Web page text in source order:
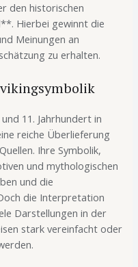
den historischen
Hierbei gewinnt die
Meinungen an
zu erhalten.
11. Jahrhundert in
reiche Überlieferung
Ihre Symbolik,
und mythologischen
und die
die Interpretation
Darstellungen in der
stark vereinfacht oder